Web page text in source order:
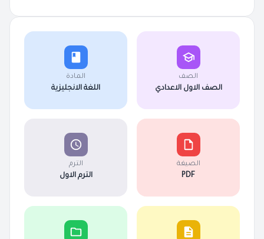
الصف
الصف الاول الاعدادي
المادة
اللغة الانجليزية
الصيغة
PDF
الترم
الترم الاول